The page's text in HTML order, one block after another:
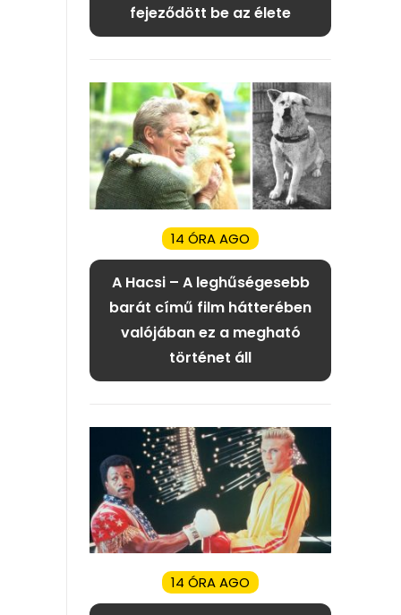
fejeződött be az élete
14 ÓRA AGO
A Hacsi – A leghűségesebb
barát című film hátterében
valójában ez a megható
történet áll
14 ÓRA AGO